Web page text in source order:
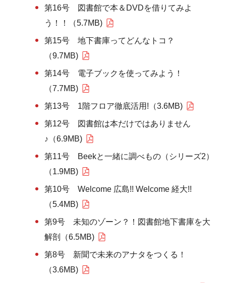
第16号 図書館で本＆DVDを借りてみよ
う！！（5.7MB)
第15号 地下書庫ってどんなトコ？
（9.7MB)
第14号 電子ブックを使ってみよう！
（7.7MB)
第13号 1階フロア徹底活用!（3.6MB)
第12号 図書館は本だけではありません
♪（6.9MB)
第11号 Beekと一緒に調べもの（シリーズ2）
（1.9MB)
第10号 Welcome 広島!! Welcome 経大!!
（5.4MB)
第9号 未知のゾーン？！図書館地下書庫を大
解剖（6.5MB)
第8号 新聞で未来のアナタをつくる！
（3.6MB)